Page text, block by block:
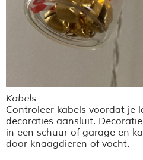
Kabels
Controleer kabels voordat je
decoraties aansluit.
in een schuur of garage en
door knaagdieren of vocht.